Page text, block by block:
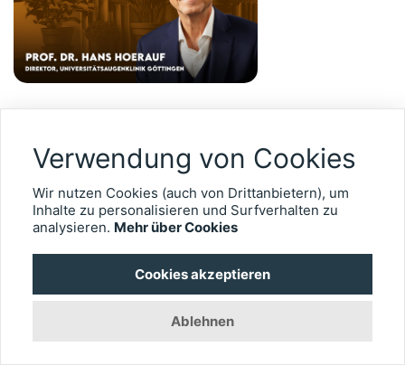
Ambulantisierung,
Fachkräftemangel, Weiterbildung:
Prof. Hans Hoerauf zu
berufspolitischen Themen
Demografischer Wandel, Ambulantisierung,
Verwendung von Cookies
Wir nutzen Cookies (auch von Drittanbietern), um
Inhalte zu personalisieren und Surfverhalten zu
analysieren. Mehr über Cookies
Cookies akzeptieren
Ablehnen